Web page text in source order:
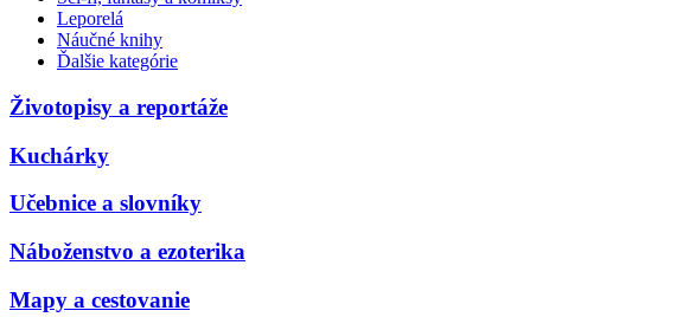
Leporelá
Náučné knihy
Ďalšie kategórie
Životopisy a reportáže
Kuchárky
Učebnice a slovníky
Náboženstvo a ezoterika
Mapy a cestovanie